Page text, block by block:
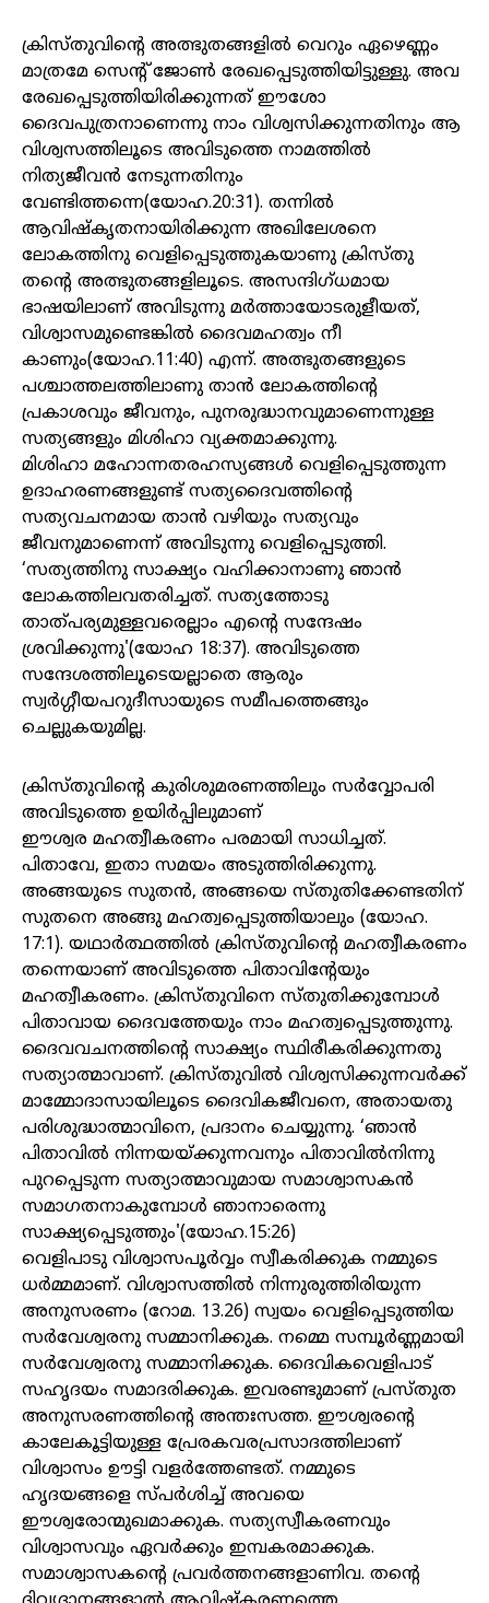
ക്രിസ്തുവിന്റെ അത്ഭുതങ്ങളിൽ വെറും ഏഴെണ്ണം
മാത്രമേ സെന്റ് ജോൺ രേഖപ്പെടുത്തിയിട്ടുള്ളു. അവ
രേഖപ്പെടുത്തിയിരിക്കുന്നത് ഈശോ
ദൈവപുത്രനാണെന്നു നാം വിശ്വസിക്കുന്നതിനും ആ
വിശ്വസത്തിലൂടെ അവിടുത്തെ നാമത്തിൽ
നിത്യജീവൻ നേടുന്നതിനും
വേണ്ടിത്തന്നെ(യോഹ.20:31). തന്നിൽ
ആവിഷ്‌കൃതനായിരിക്കുന്ന അഖിലേശനെ
ലോകത്തിനു വെളിപ്പെടുത്തുകയാണു ക്രിസ്തു
തന്റെ അത്ഭുതങ്ങളിലൂടെ. അസന്ദിഗ്ധമായ
ഭാഷയിലാണ് അവിടുന്നു മർത്തായോടരുളീയത്,
വിശ്വാസമുണ്ടെങ്കിൽ ദൈവമഹത്വം നീ
കാണും(യോഹ.11:40) എന്ന്. അത്ഭുതങ്ങളുടെ
പശ്ചാത്തലത്തിലാണു താൻ ലോകത്തിന്റെ
പ്രകാശവും ജീവനും, പുനരുദ്ധാനവുമാണെന്നുള്ള
സത്യങ്ങളും മിശിഹാ വ്യക്തമാക്കുന്നു.
മിശിഹാ മഹോന്നതരഹസ്യങ്ങൾ വെളിപ്പെടുത്തുന്ന
ഉദാഹരണങ്ങളുണ്ട് സത്യദൈവത്തിന്റെ
സത്യവചനമായ താൻ വഴിയും സത്യവും
ജീവനുമാണെന്ന് അവിടുന്നു വെളിപ്പെടുത്തി.
‘സത്യത്തിനു സാക്ഷ്യം വഹിക്കാനാണു ഞാൻ
ലോകത്തിലവതരിച്ചത്. സത്യത്തോടു
താത്പര്യമുള്ളവരെല്ലാം എന്റെ സന്ദേഷം
ശ്രവിക്കുന്നു'(യോഹ 18:37). അവിടുത്തെ
സന്ദേശത്തിലൂടെയല്ലാതെ ആരും
സ്വർഗ്ഗീയപറുദീസായുടെ സമീപത്തെങ്ങും
ചെല്ലുകയുമില്ല.
ക്രിസ്തുവിന്റെ കുരിശുമരണത്തിലും സർവ്വോപരി
അവിടുത്തെ ഉയിർപ്പിലുമാണ്
ഈശ്വര മഹത്വീകരണം പരമായി സാധിച്ചത്.
പിതാവേ, ഇതാ സമയം അടുത്തിരിക്കുന്നു.
അങ്ങയുടെ സുതൻ, അങ്ങയെ സ്തുതിക്കേണ്ടതിന്
സുതനെ അങ്ങു മഹത്വപ്പെടുത്തിയാലും (യോഹ.
17:1). യഥാർത്ഥത്തിൽ ക്രിസ്തുവിന്റെ മഹത്വീകരണം
തന്നെയാണ് അവിടുത്തെ പിതാവിന്റേയും
മഹത്വീകരണം. ക്രിസ്തുവിനെ സ്തുതിക്കുമ്പോൾ
പിതാവായ ദൈവത്തേയും നാം മഹത്വപ്പെടുത്തുന്നു.
ദൈവവചനത്തിന്റെ സാക്ഷ്യം സ്ഥിരീകരിക്കുന്നതു
സത്യാത്മാവാണ്. ക്രിസ്തുവിൽ വിശ്വസിക്കുന്നവർക്ക്
മാമ്മോദാസായിലൂടെ ദൈവികജീവനെ, അതായതു
പരിശുദ്ധാത്മാവിനെ, പ്രദാനം ചെയ്യുന്നു. ‘ഞാൻ
പിതാവിൽ നിന്നയയ്ക്കുന്നവനും പിതാവിൽനിന്നു
പുറപ്പെടുന്ന സത്യാത്മാവുമായ സമാശ്വാസകൻ
സമാഗതനാകുമ്പോൾ ഞാനാരെന്നു
സാക്ഷ്യപ്പെടുത്തും'(യോഹ.15:26)
വെളിപാടു വിശ്വാസപൂർവ്വം സ്വീകരിക്കുക നമ്മുടെ
ധർമ്മമാണ്. വിശ്വാസത്തിൽ നിന്നുരുത്തിരിയുന്ന
അനുസരണം (റോമ. 13.26) സ്വയം വെളിപ്പെടുത്തിയ
സർവേശ്വരനു സമ്മാനിക്കുക. നമ്മെ സമ്പൂർണ്ണമായി
സർവേശ്വരനു സമ്മാനിക്കുക. ദൈവികവെളിപാട്
സഹൃദയം സമാദരിക്കുക. ഇവരണ്ടുമാണ് പ്രസ്തുത
അനുസരണത്തിന്റെ അന്തഃസത്ത. ഈശ്വരന്റെ
കാലേകൂട്ടിയുള്ള പ്രേരകവരപ്രസാദത്തിലാണ്
വിശ്വാസം ഊട്ടി വളർത്തേണ്ടത്. നമ്മുടെ
ഹൃദയങ്ങളെ സ്പർശിച്ച് അവയെ
ഈശ്വരോന്മുഖമാക്കുക. സത്യസ്വീകരണവും
വിശ്വാസവും ഏവർക്കും ഇമ്പകരമാക്കുക.
സമാശ്വാസകന്റെ പ്രവർത്തനങ്ങളാണിവ. തന്റെ